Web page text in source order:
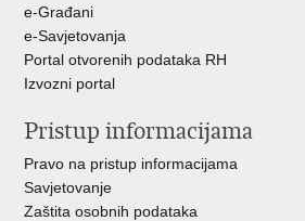
e-Građani
e-Savjetovanja
Portal otvorenih podataka RH
Izvozni portal
Pristup informacijama
Pravo na pristup informacijama
Savjetovanje
Zaštita osobnih podataka